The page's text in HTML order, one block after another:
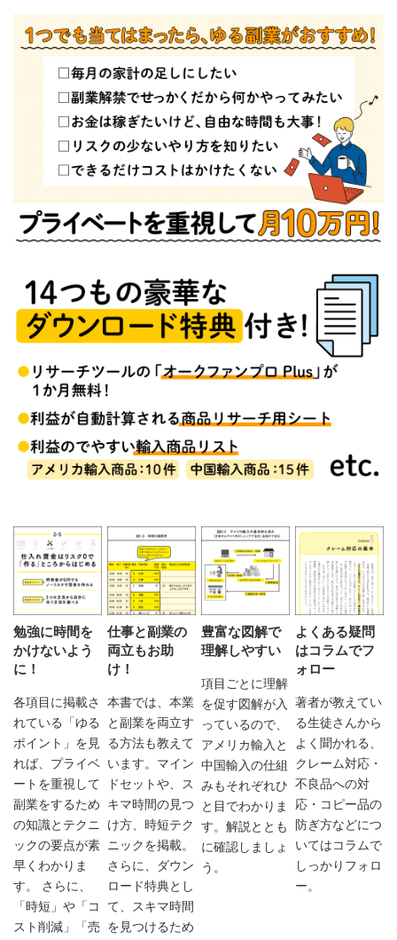
勉強に時間を
かけないよう
に！
各項目に掲載さ
れている「ゆる
ポイント」を見
れば、プライベ
ートを重視して
副業をするため
の知識とテクニ
ックの要点が素
早くわかりま
す。 さらに、
「時短」や「コ
スト削減」「売
仕事と副業の
両立もお助
け！
本書では、本業
と副業を両立す
る方法も教えて
います。マイン
ドセットや、ス
キマ時間の見つ
け方、時短テク
ニックを掲載。
さらに、ダウン
ロード特典とし
て、スキマ時間
を見つけるため
豊富な図解で
理解しやすい
項目ごとに理解
を促す図解が入
っているので、
アメリカ輸入と
中国輸入の仕組
みもそれぞれひ
と目でわかりま
す。解説ととも
に確認しましょ
う。
よくある疑問
はコラムでフ
ォロー
著者が教えてい
る生徒さんから
よく聞かれる、
クレーム対応・
不良品への対
応・コピー品の
防ぎ方などにつ
いてはコラムで
しっかりフォロ
ー。